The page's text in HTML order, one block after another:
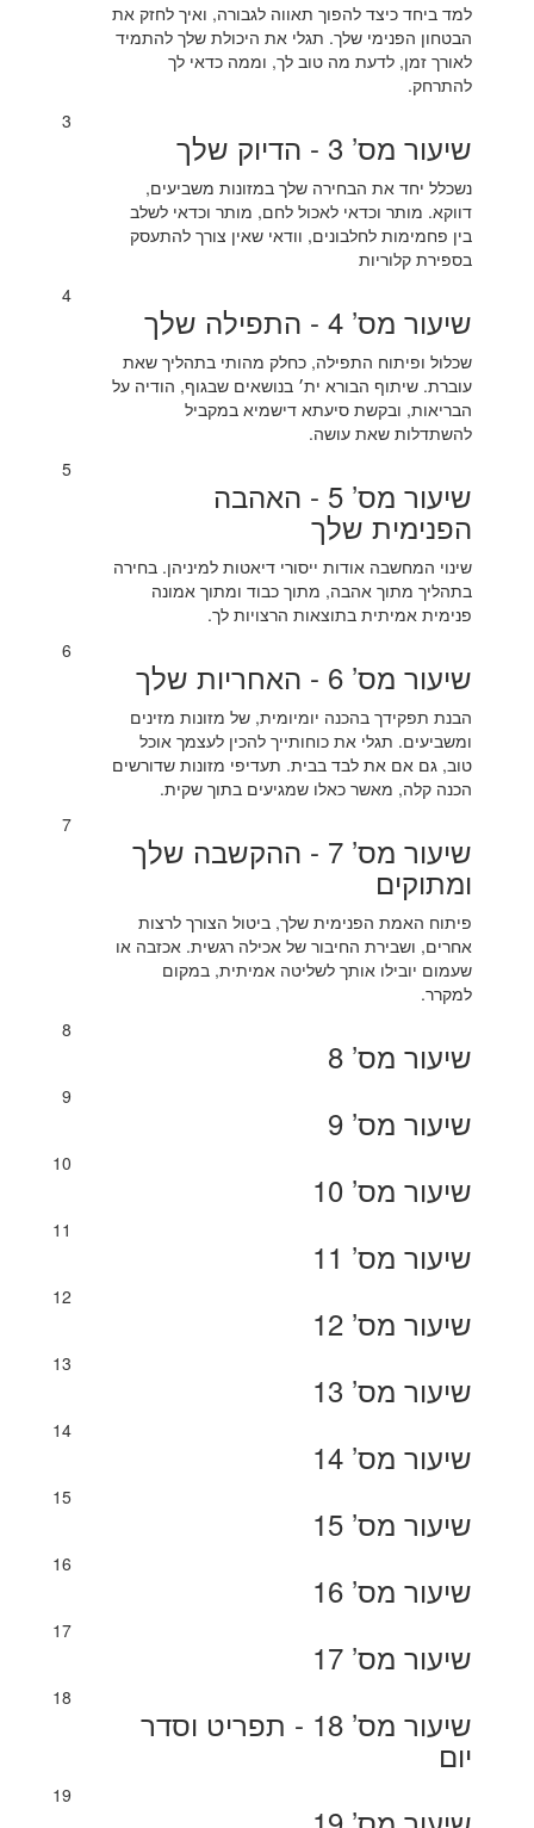
למד ביחד כיצד להפוך תאווה לגבורה, ואיך לחזק את
הבטחון הפנימי שלך. תגלי את היכולת שלך להתמיד
לאורך זמן, לדעת מה טוב לך, וממה כדאי לך
להתרחק.
3
שיעור מס’ 3 - הדיוק שלך
נשכלל יחד את הבחירה שלך במזונות משביעים,
דווקא. מותר וכדאי לאכול לחם, מותר וכדאי לשלב
בין פחמימות לחלבונים, וודאי שאין צורך להתעסק
בספירת קלוריות
4
שיעור מס’ 4 - התפילה שלך
שכלול ופיתוח התפילה, כחלק מהותי בתהליך שאת
עוברת. שיתוף הבורא ית׳ בנושאים שבגוף, הודיה על
הבריאות, ובקשת סיעתא דישמיא במקביל
להשתדלות שאת עושה.
5
שיעור מס’ 5 - האהבה
הפנימית שלך
שינוי המחשבה אודות ייסורי דיאטות למיניהן. בחירה
בתהליך מתוך אהבה, מתוך כבוד ומתוך אמונה
פנימית אמיתית בתוצאות הרצויות לך.
6
שיעור מס’ 6 - האחריות שלך
הבנת תפקידך בהכנה יומיומית, של מזונות מזינים
ומשביעים. תגלי את כוחותייך להכין לעצמך אוכל
טוב, גם אם את לבד בבית. תעדיפי מזונות שדורשים
הכנה קלה, מאשר כאלו שמגיעים בתוך שקית.
7
שיעור מס’ 7 - ההקשבה שלך
ומתוקים
פיתוח האמת הפנימית שלך, ביטול הצורך לרצות
אחרים, ושבירת החיבור של אכילה רגשית. אכזבה או
שעמום יובילו אותך לשליטה אמיתית, במקום
למקרר.
8
שיעור מס’ 8
9
שיעור מס’ 9
10
שיעור מס’ 10
11
שיעור מס’ 11
12
שיעור מס’ 12
13
שיעור מס’ 13
14
שיעור מס’ 14
15
שיעור מס’ 15
16
שיעור מס’ 16
17
שיעור מס’ 17
18
שיעור מס’ 18 - תפריט וסדר
יום
19